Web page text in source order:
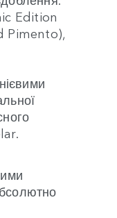
Edition
Pimento),